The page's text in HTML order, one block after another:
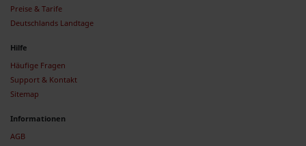
Preise & Tarife
Deutschlands Landtage
Hilfe
Häufige Fragen
Support & Kontakt
Sitemap
Informationen
AGB